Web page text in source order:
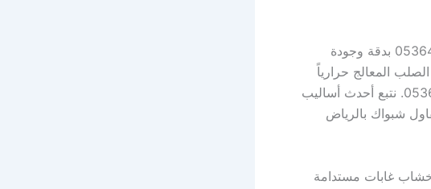
معداتنا الحديثة تمكننا من تنفيذ أفضل مقاول شبواك بالرياض 05364614771 بدقة وجودة
المعالج حرارياً
عالية الجودة المستخدمة في أفضل مقاول شبواك بالرياض 05364614771. نتبع أحدث أساليب
شبواك بالرياض
تنافسية وجودة أخشاب غابات مستدامة